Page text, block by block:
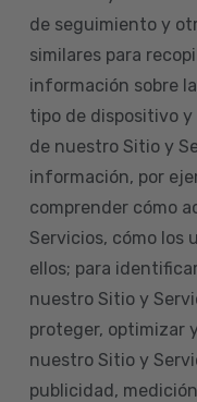
de seguimiento y
similares para
información sobre
tipo de dispositivo
de nuestro Sitio y
información, por
comprender cómo
Servicios, cómo los
ellos; para
nuestro Sitio y
proteger, optimizar
nuestro Sitio y
publicidad,